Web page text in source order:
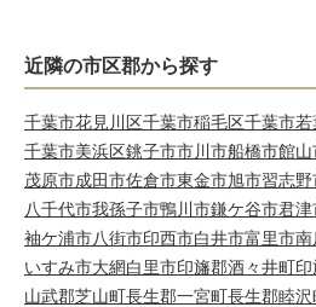
近隣の市区郡から探す
千葉市花見川区千葉市稲毛区千葉市若
千葉市美浜区銚子市市川市船橋市館山
茂原市成田市佐倉市東金市旭市習志野
八千代市我孫子市鴨川市鎌ケ谷市君津
袖ケ浦市八街市印西市白井市富里市南
いすみ市大網白里市印旛郡酒々井町
山武郡芝山町長生郡一宮町長生郡睦沢